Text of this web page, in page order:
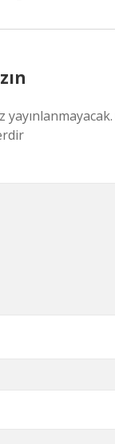
yayınlanmayacak.